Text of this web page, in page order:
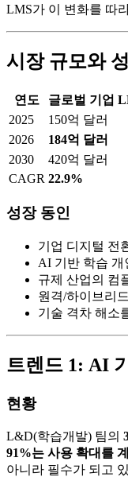
LMS가 이 변화를 따
시장 규모와
연도 글로벌 기업
2025
150억 달러
2026
184억 달러
2030
420억 달러
CAGR 22.9%
성장 동인
기업 디지털 전
AI 기반 학습 개
규제 산업의 컴
원격/하이브리
기술 격차 해소
트렌드 1: AI
현황
L&D(학습개발) 팀의
91%는 사용 확대를
아니라 필수가 되고